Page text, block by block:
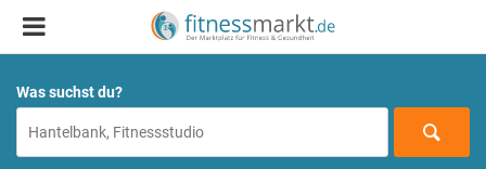
Was suchst du?